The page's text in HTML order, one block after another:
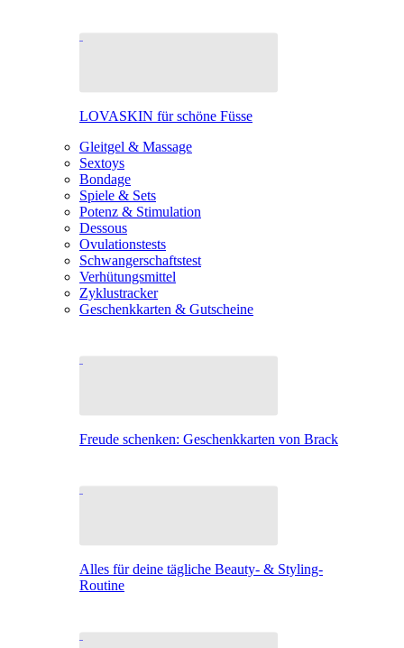
LOVASKIN für schöne Füsse
Gleitgel & Massage
Sextoys
Bondage
Spiele & Sets
Potenz & Stimulation
Dessous
Ovulationstests
Schwangerschaftstest
Verhütungsmittel
Zyklustracker
Geschenkkarten & Gutscheine
Freude schenken: Geschenkkarten von Brack
Alles für deine tägliche Beauty- & Styling-
Routine